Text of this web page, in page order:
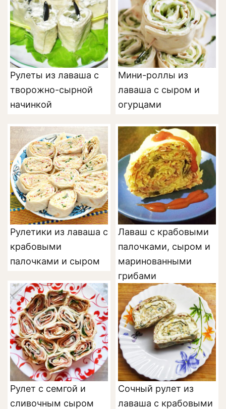
Рулеты из лаваша с
творожно-сырной
начинкой
Мини-роллы из
лаваша с сыром и
огурцами
Рулетики из лаваша с
крабовыми
палочками и сыром
Лаваш с крабовыми
палочками, сыром и
маринованными
грибами
Рулет с семгой и
сливочным сыром
Сочный рулет из
лаваша с крабовыми